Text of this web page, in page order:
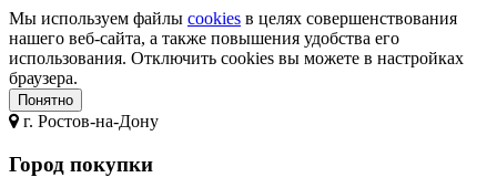
Мы используем файлы cookies в целях совершенствования
нашего веб-сайта, а также повышения удобства его
использования. Отключить cookies вы можете в настройках
браузера.
Понятно
г. Ростов-на-Дону
Город покупки